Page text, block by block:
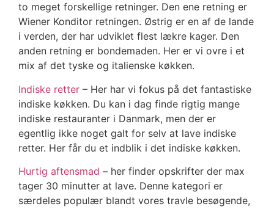
to meget forskellige retninger. Den ene retning er
Wiener Konditor retningen. Østrig er en af de lande
i verden, der har udviklet flest lækre kager. Den
anden retning er bondemaden. Her er vi ovre i et
mix af det tyske og italienske køkken.
Indiske retter – Her har vi fokus på det fantastiske
indiske køkken. Du kan i dag finde rigtig mange
indiske restauranter i Danmark, men der er
egentlig ikke noget galt for selv at lave indiske
retter. Her får du et indblik i det indiske køkken.
Hurtig aftensmad – her finder opskrifter der max
tager 30 minutter at lave. Denne kategori er
særdeles populær blandt vores travle besøgende,